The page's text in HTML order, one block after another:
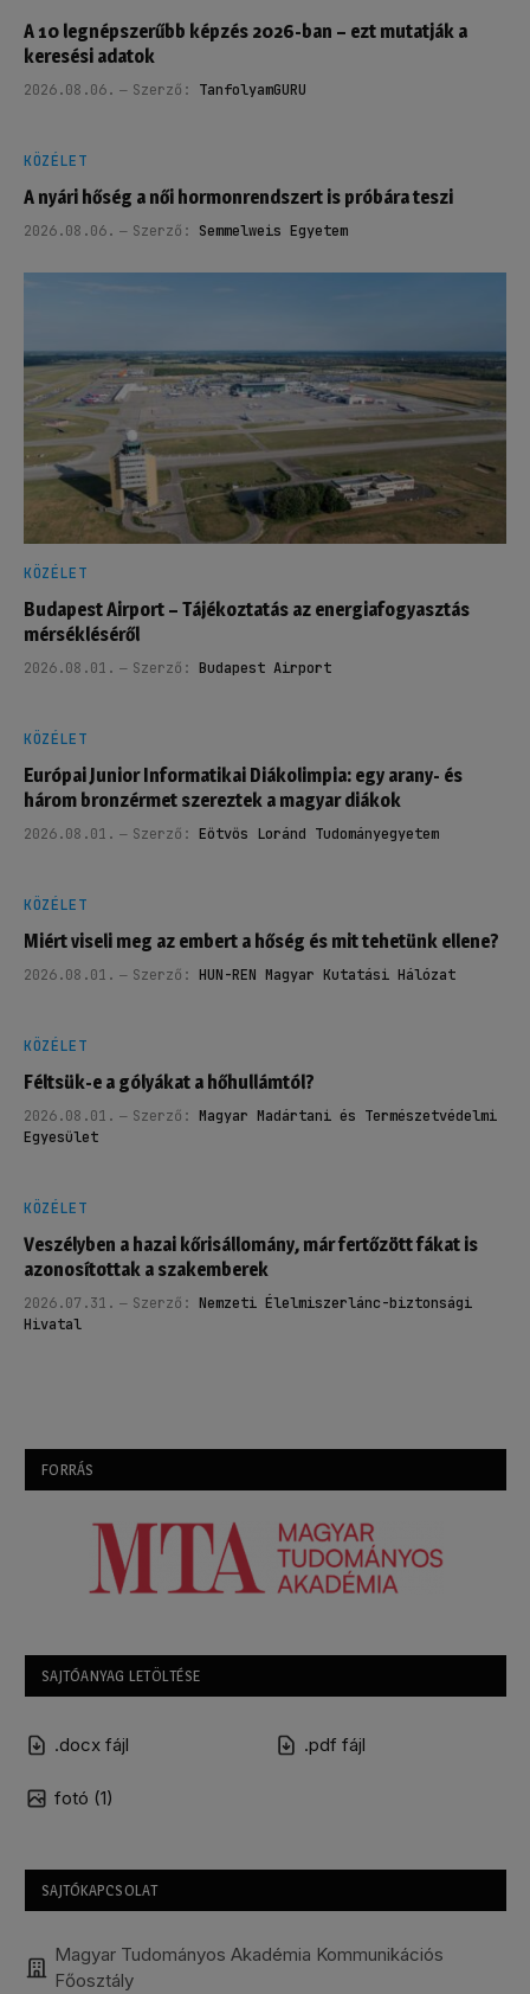
A 10 legnépszerűbb képzés 2026-ban – ezt mutatják a
keresési adatok
2026.08.06. Szerző: TanfolyamGURU
KÖZÉLET
A nyári hőség a női hormonrendszert is próbára teszi
2026.08.06. Szerző: Semmelweis Egyetem
KÖZÉLET
Budapest Airport – Tájékoztatás az energiafogyasztás
mérsékléséről
2026.08.01. Szerző: Budapest Airport
KÖZÉLET
Európai Junior Informatikai Diákolimpia: egy arany- és
három bronzérmet szereztek a magyar diákok
2026.08.01. Szerző: Eötvös Loránd Tudományegyetem
KÖZÉLET
Miért viseli meg az embert a hőség és mit tehetünk ellene?
2026.08.01. Szerző: HUN-REN Magyar Kutatási Hálózat
KÖZÉLET
Féltsük-e a gólyákat a hőhullámtól?
2026.08.01. Szerző: Magyar Madártani és Természetvédelmi
Egyesület
KÖZÉLET
Veszélyben a hazai kőrisállomány, már fertőzött fákat is
azonosítottak a szakemberek
2026.07.31. Szerző: Nemzeti Élelmiszerlánc-biztonsági
Hivatal
FORRÁS
SAJTÓANYAG LETÖLTÉSE
.docx fájl .pdf fájl
fotó (1)
SAJTÓKAPCSOLAT
Magyar Tudományos Akadémia Kommunikációs
Főosztály